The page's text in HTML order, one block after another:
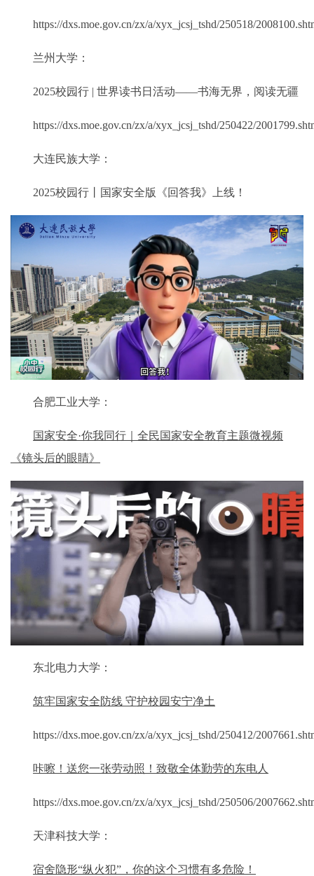
https://dxs.moe.gov.cn/zx/a/xyx_jcsj_tshd/250518/
兰州大学：
2025校园行 | 世界读书日活动——书海无界，阅读无疆
https://dxs.moe.gov.cn/zx/a/xyx_jcsj_tshd/250422/
大连民族大学：
2025校园行丨国家安全版《回答我》上线！
合肥工业大学：
国家安全·你我同行｜全民国家安全教育主题微视频
《镜头后的眼睛》
东北电力大学：
筑牢国家安全防线 守护校园安宁净土
https://dxs.moe.gov.cn/zx/a/xyx_jcsj_tshd/250412/
咔嚓！送您一张劳动照！致敬全体勤劳的东电人
https://dxs.moe.gov.cn/zx/a/xyx_jcsj_tshd/250506/
天津科技大学：
宿舍隐形“纵火犯”，你的这个习惯有多危险！